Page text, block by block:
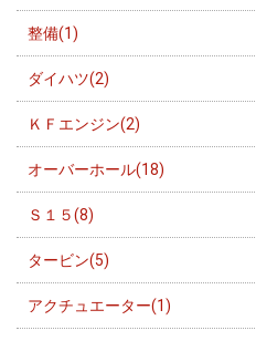
整備(1)
ダイハツ(2)
ＫＦエンジン(2)
オーバーホール(18)
Ｓ１５(8)
タービン(5)
アクチュエーター(1)